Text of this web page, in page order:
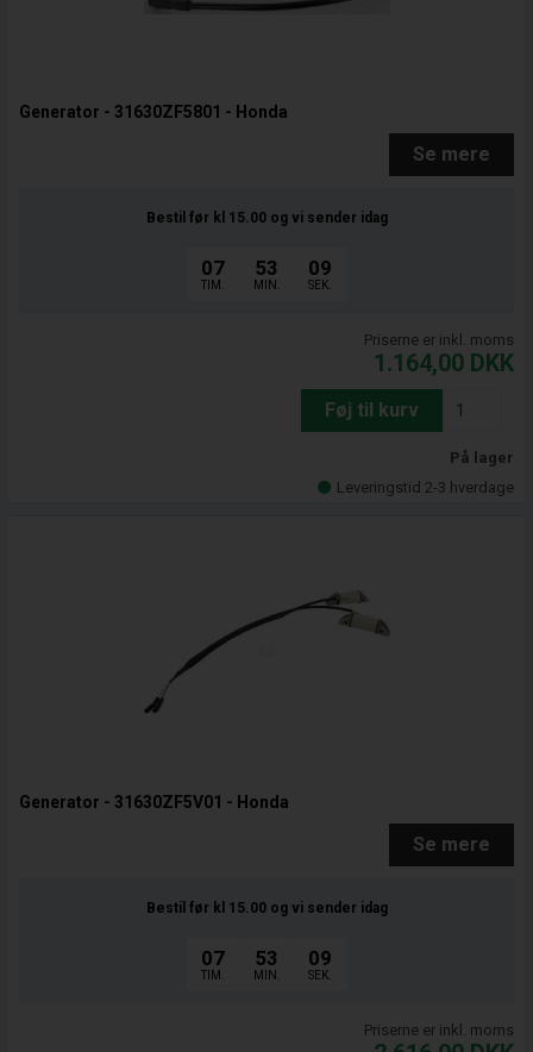
Generator - 31630ZF5801 - Honda
Se mere
Bestil før kl 15.00 og vi sender idag
07
TIM.
53
MIN.
08
SEK.
Priserne er inkl. moms
1.164,00 DKK
Føj til kurv
På lager
Leveringstid 2-3 hverdage
Generator - 31630ZF5V01 - Honda
Se mere
Bestil før kl 15.00 og vi sender idag
07
TIM.
53
MIN.
08
SEK.
Priserne er inkl. moms